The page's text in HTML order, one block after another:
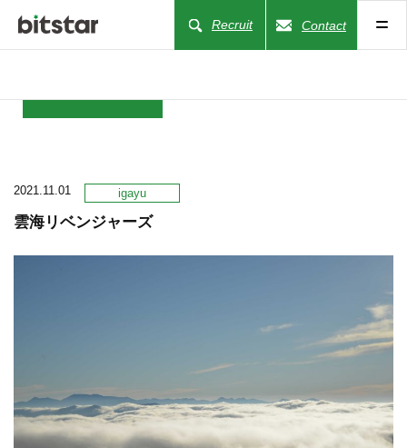
Recruit Contact
COMPANY
BUSINESS
ACTION
RECRUIT
2021.11.01 igayu
雲海リベンジャーズ